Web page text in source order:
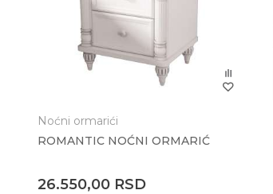
Noćni ormarići
ROMANTIC NOĆNI ORMARIĆ
26.550,00 RSD